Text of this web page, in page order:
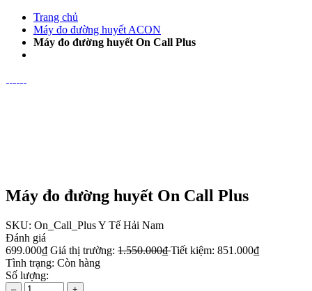
Trang chủ
Máy đo đường huyết ACON
Máy đo đường huyết On Call Plus
Máy đo đường huyết On Call Plus
SKU: On_Call_PlusY Tế Hải Nam
Đánh giá
699.000₫ Giá thị trường: 1.550.000₫Tiết kiệm: 851.000₫
Tình trạng: Còn hàng
Số lượng: